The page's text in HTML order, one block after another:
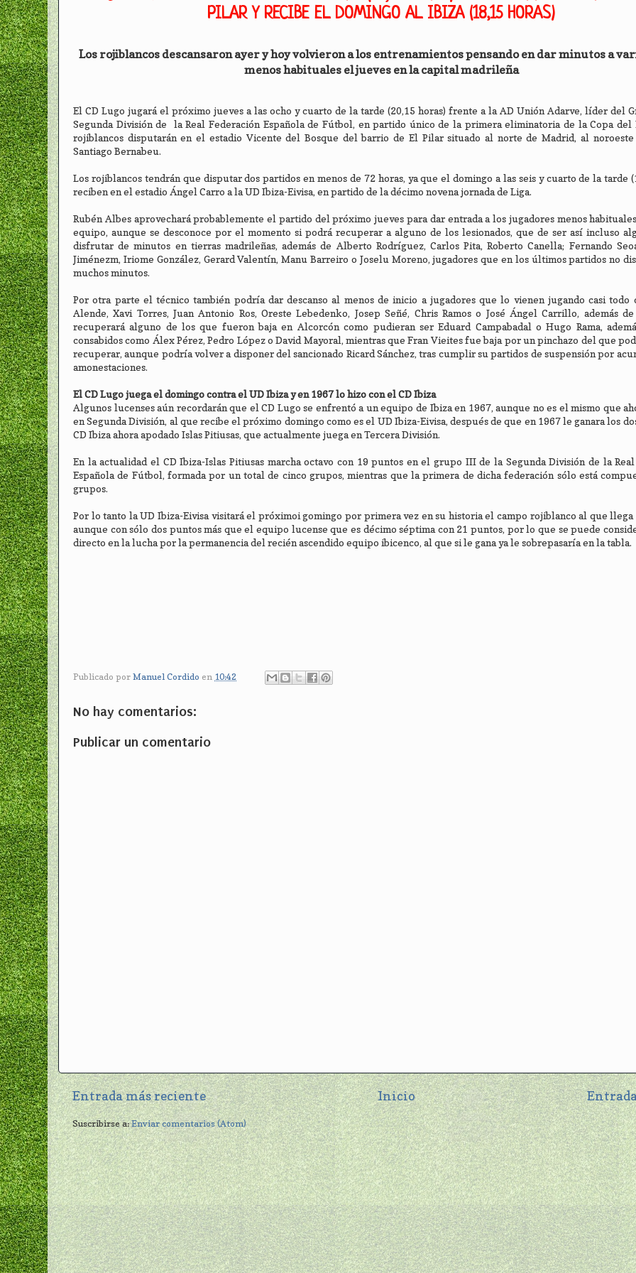
PILAR Y RECIBE EL DOMINGO AL IBIZA (18,15 HORAS)
Los rojiblancos descansaron ayer y hoy volvieron a los entrenamientos pensando en dar minutos a
menos habituales el jueves en la capital madrileña
El CD Lugo jugará el próximo jueves a las ocho y cuarto de la tarde (20,15 horas) frente a la AD Unión Adarve, líder del
Segunda División de la Real Federación Española de Fútbol, en partido único de la primera eliminatoria de la Copa del
rojiblancos disputarán en el estadio Vicente del Bosque del barrio de El Pilar situado al norte de Madrid, al
Santiago Bernabeu.
Los rojiblancos tendrán que disputar dos partidos en menos de 72 horas, ya que el domingo a las seis y cuarto de la tarde
reciben en el estadio Ángel Carro a la UD Ibiza-Eivisa, en partido de la décimo novena jornada de Liga.
Rubén Albes aprovechará probablemente el partido del próximo jueves para dar entrada a los jugadores menos
equipo, aunque se desconoce por el momento si podrá recuperar a alguno de los lesionados, que de ser así incluso
disfrutar de minutos en tierras madrileñas, además de Alberto Rodríguez, Carlos Pita, Roberto Canella; Fernando
Jiménezm, Iriome González, Gerard Valentín, Manu Barreiro o Joselu Moreno, jugadores que en los últimos partidos no
muchos minutos.
Por otra parte el técnico también podría dar descanso al menos de inicio a jugadores que lo vienen jugando casi todo
Alende, Xavi Torres, Juan Antonio Ros, Oreste Lebedenko, Josep Señé, Chris Ramos o José Ángel Carrillo, además
recuperará alguno de los que fueron baja en Alcorcón como pudieran ser Eduard Campabadal o Hugo Rama,
consabidos como Álex Pérez, Pedro López o David Mayoral, mientras que Fran Vieites fue baja por un pinchazo del que
recuperar, aunque podría volver a disponer del sancionado Ricard Sánchez, tras cumplir su partidos de suspensión por
amonestaciones.
El CD Lugo juega el domingo contra el UD Ibiza y en 1967 lo hizo con el CD Ibiza
Algunos lucenses aún recordarán que el CD Lugo se enfrentó a un equipo de Ibiza en 1967, aunque no es el mismo que
en Segunda División, al que recibe el próximo domingo como es el UD Ibiza-Eivisa, después de que en 1967 le ganara los
CD Ibiza ahora apodado Islas Pitiusas, que actualmente juega en Tercera División.
En la actualidad el CD Ibiza-Islas Pitiusas marcha octavo con 19 puntos en el grupo III de la Segunda División de la
Española de Fútbol, formada por un total de cinco grupos, mientras que la primera de dicha federación sólo está
grupos.
Por lo tanto la UD Ibiza-Eivisa visitará el próximoi gomingo por primera vez en su historia el campo rojiblanco al que llega
aunque con sólo dos puntos más que el equipo lucense que es décimo séptima con 21 puntos, por lo que se puede
directo en la lucha por la permanencia del recién ascendido equipo ibicenco, al que si le gana ya le sobrepasaría en la tabla.
Publicado por Manuel Cordido en 10:42
No hay comentarios:
Publicar un comentario
Entrada más reciente Inicio
Suscribirse a:Enviar comentarios (Atom)